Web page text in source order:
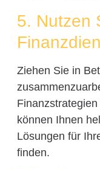
5. Nutzen
Ziehen Sie in
können Ihnen
Lösungen für
finden.